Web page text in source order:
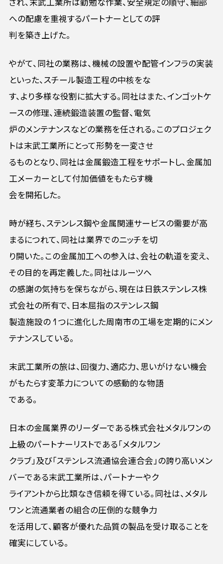
され、末武工業所は勤勉な作業、安全規定の順守、細部
への配慮を重視するパートナーとしての評
判を築き上げた。
やがて、同社の業務は、機械の設置や配管インフラの実装
といった、スチール製造工程の中核をな
す、より多様な役割に拡大する。同社はまた、インゴットケ
ースの修理、連続鍛造装置の監督、電気
炉のメンテナンスなどの業務を任される。このプロジェク
トは末武工業所にとって形勢を一変させ
るものとなり、同社は金属鍛造工程をサポートし、金属加
工メーカーとして付加価値をもたらす機
会を開拓した。
時が経ち、ステンレス鋼や金属関連サービスの需要が高
まるにつれて、同社は業界でのニッチを切
り開いた。この金属加工への参入は、会社の軌道を変え、
その目的を再定義した。同社はルーツへ
の感謝の気持ちを保ちながら、現在は日鉄ステンレス株
式会社の所有で、日本屈指のステンレス鋼
製造施設の 1 つに進化した周南市の工場を定期的にメン
テナンスしている。
末武工業所の旅は、回復力、適応力、思いがけない機会
がもたらす変革力についての感動的な物語
である。
日本の金属業界のリーダーである株式会社メタルワンの
上級のパートナーリストである「メタルワン
クラブ」及び「ステンレス流通協会連合会」の誇り高いメン
バーである末武工業所は、パートナーやク
ライアントから比類なき信頼を得ている。同社は、メタル
ワンと流通業者の組合の圧倒的な競争力
を活用して、顧客が優れた品質の製品を受け取ることを
確実にしている。